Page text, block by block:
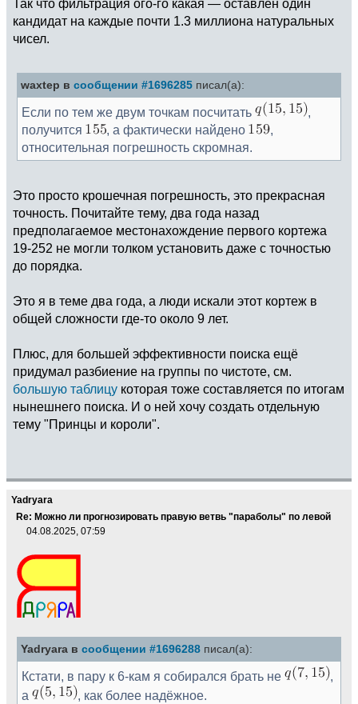
кандидат на каждые почти 1.3 миллиона натуральных
чисел.
waxtep в сообщении #1696285 писал(а):
Если по тем же двум точкам посчитать
получится
, а фактически найдено
относительная погрешность скромная.
Это просто крошечная погрешность, это прекрасная
точность. Почитайте тему, два года назад
предполагаемое местонахождение первого кортежа
19-252 не могли толком установить даже с точностью
до порядка.
Это я в теме два года, а люди искали этот кортеж в
общей сложности где-то около 9 лет.
Плюс, для большей эффективности поиска ещё
придумал разбиение на группы по чистоте, см.
большую таблицу которая тоже составляется по итогам
нынешнего поиска. И о ней хочу создать отдельную
тему "Принцы и короли".
Yadryara
Re: Можно ли прогнозировать правую ветвь "параболы" по левой
04.08.2025, 07:59
Yadryara в сообщении #1696288 писал(а):
Кстати, в пару к 6-кам я собирался брать не
а
, как более надёжное.